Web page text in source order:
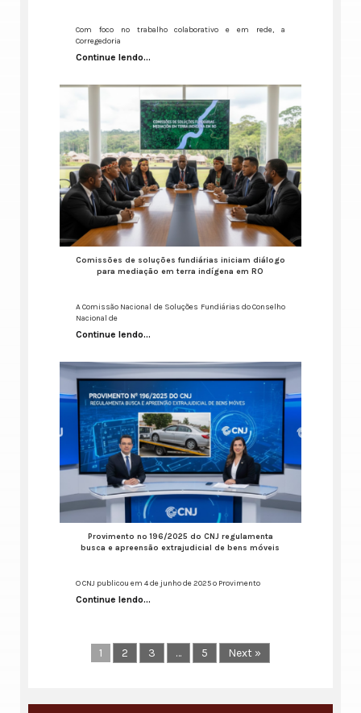
Com foco no trabalho colaborativo e em rede, a
Corregedoria
Continue lendo...
Comissões de soluções fundiárias iniciam diálogo
para mediação em terra indígena em RO
A Comissão Nacional de Soluções Fundiárias do Conselho
Nacional de
Continue lendo...
Provimento nº 196/2025 do CNJ regulamenta
busca e apreensão extrajudicial de bens móveis
O CNJ publicou em 4 de junho de 2025 o Provimento
Continue lendo...
1 2 3 … 5 Next »